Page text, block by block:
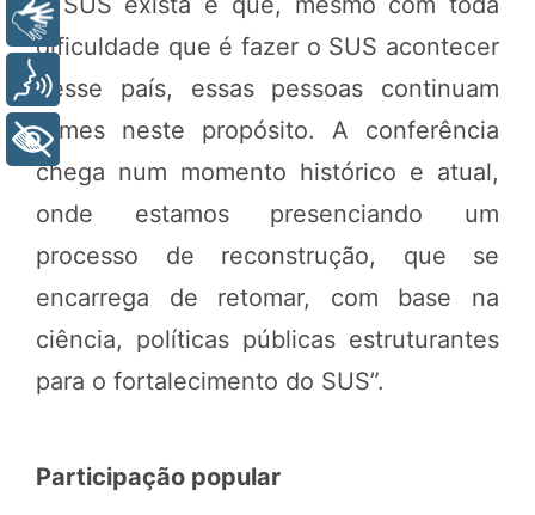
dificuldade que é fazer o SUS acontecer
nesse país, essas pessoas continuam
firmes neste propósito. A conferência
chega num momento histórico e atual,
onde estamos presenciando um
processo de reconstrução, que se
encarrega de retomar, com base na
ciência, políticas públicas estruturantes
para o fortalecimento do SUS”.
Participação popular
Libras
Voz
+ Acessibilidade